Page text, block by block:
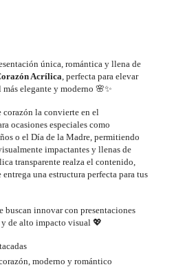
única, romántica y llena de
Acrílica , perfecta para elevar
elegante y moderno 🌸✨
corazón la convierte en el
ocasiones especiales como
o el Día de la Madre, permitiendo
impactantes y llenas de
transparente realza el contenido,
entrega una estructura perfecta para tus
buscan innovar con presentaciones
de alto impacto visual 💖
moderno y romántico